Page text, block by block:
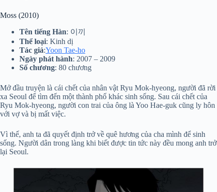
Moss (2010)
Tên tiếng Hàn: 이끼
Thể loại: Kinh dị
Tác giả:Yoon Tae-ho
Ngày phát hành: 2007 – 2009
Số chương: 80 chương
Mở đầu truyện là cái chết của nhân vật Ryu Mok-hyeong, người đã rời
xa Seoul để tìm đến một thành phố khác sinh sống. Sau cái chết của
Ryu Mok-hyeong, người con trai của ông là Yoo Hae-guk cũng ly hôn
với vợ và bị mất việc.
Vì thế, anh ta đã quyết định trở về quê hương của cha mình để sinh
sống. Người dân trong làng khi biết được tin tức này đều mong anh trở
lại Seoul.